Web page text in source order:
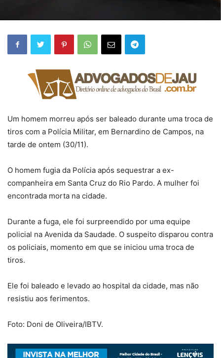
Um homem morreu após ser baleado durante uma troca de
tiros com a Polícia Militar, em Bernardino de Campos, na
tarde de ontem (30/11).
O homem fugia da Polícia após sequestrar a ex-
companheira em Santa Cruz do Rio Pardo. A mulher foi
encontrada morta na cidade.
Durante a fuga, ele foi surpreendido por uma equipe
policial na Avenida da Saudade. O suspeito disparou contra
os policiais, momento em que se iniciou uma troca de
tiros.
Ele foi baleado e levado ao hospital da cidade, mas não
resistiu aos ferimentos.
Foto: Doni de Oliveira/IBTV.